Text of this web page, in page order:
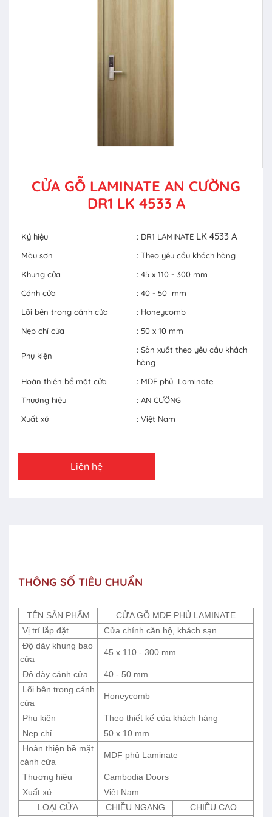
CỬA GỖ LAMINATE AN CƯỜNG
DR1 LK 4533 A
Ký hiệu : DR1 LAMINATE LK 4533 A
Màu sơn
: Theo yêu cầu khách hàng
Khung cửa
: 45 x 110 - 300 mm
Cánh cửa
: 40 - 50 mm
Lõi bên trong cánh cửa
: Honeycomb
Nẹp chỉ cửa
: 50 x 10 mm
Phụ kiện
: Sản xuất theo yêu cầu khách
hàng
Hoàn thiện bề mặt cửa
: MDF phủ Laminate
Thương hiệu
: AN CƯỜNG
Xuất xứ
: Việt Nam
Liên hệ
THÔNG SỐ TIÊU CHUẨN
TÊN SẢN PHẨM
CỬA GỖ MDF PHỦ LAMINATE
Vị trí lắp đặt
Cửa chính căn hộ, khách sạn
Độ dày khung bao
cửa
45 x 110 - 300 mm
Độ dày cánh cửa
40 - 50 mm
Lõi bên trong cánh
cửa
Honeycomb
Phụ kiện
Theo thiết kế của khách hàng
Nẹp chỉ
50 x 10 mm
Hoàn thiện bề mặt
cánh cửa
MDF phủ Laminate
Thương hiệu
Cambodia Doors
Xuất xứ
Việt Nam
LOẠI CỬA
CHIỀU NGANG CHIỀU CAO